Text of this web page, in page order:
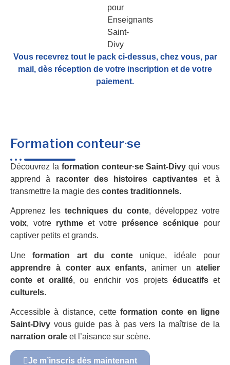
Vous recevrez tout le pack ci-dessus, chez vous, par
mail, dès réception de votre inscription et de votre
paiement.
Formation conteur·se
Découvrez la formation conteur·se Saint-Divy qui vous
apprend à raconter des histoires captivantes et à
transmettre la magie des contes traditionnels.
Apprenez les techniques du conte, développez votre
voix, votre rythme et votre présence scénique pour
captiver petits et grands.
Uneformation art du conte unique, idéale pour
apprendre à conter aux enfants, animer unatelier
conte et oralité, ou enrichir vos projets éducatifset
culturels.
Accessible à distance, cetteformation conte en ligne
Saint-Divy vous guide pas à pas vers la maîtrise de la
narration orale et l’aisance sur scène.
Je m’inscris dès maintenant